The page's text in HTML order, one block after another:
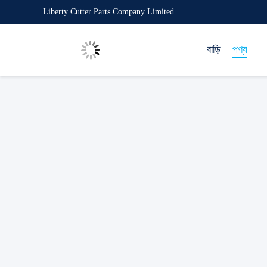
Liberty Cutter Parts Company Limited
বাড়ি পণ্য